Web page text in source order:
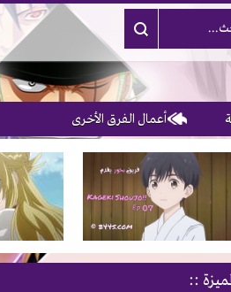
أعمال الفرق الأخرى
::